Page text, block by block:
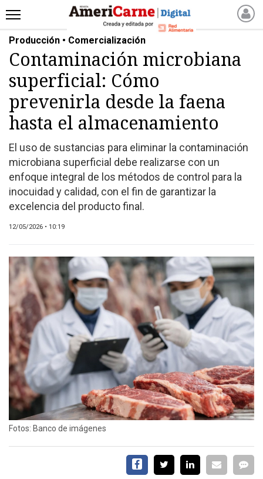
INICIO
NOTICIAS RECIENTES
NOTICIAS
ARTICULOS
PRODUCCIÓN
PROCESO
PRODUCTO
NUEVOS PRODUCTOS
MARKETPLACE
REVISTAS
DE CARNE VACUNA
EVENTOS Y
CAPACITACIONES
DIRECTORIO
CALENDARIO
MEDIA KIT
TEMAS DESTACADOS
CARNE
FRIGORIFICO
VACAS
INVESTIGACIÓN
AGRO
Producción • Comercialización
Contaminación microbiana
superficial: Cómo
prevenirla desde la faena
hasta el almacenamiento
El uso de sustancias para eliminar la contaminación
microbiana superficial debe realizarse con un
enfoque integral de los métodos de control para la
inocuidad y calidad, con el fin de garantizar la
excelencia del producto final.
12/05/2026 • 10:19
Fotos: Banco de imágenes